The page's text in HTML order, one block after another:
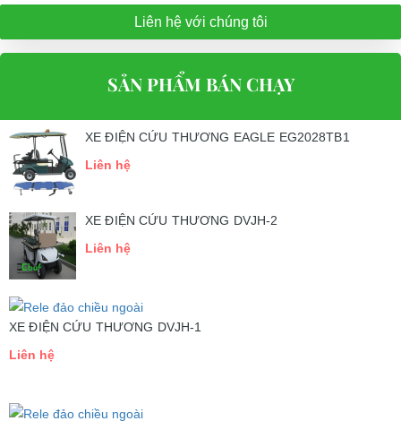
Liên hệ với chúng tôi
SẢN PHẨM BÁN CHẠY
XE ĐIỆN CỨU THƯƠNG EAGLE EG2028TB1
Liên hệ
XE ĐIỆN CỨU THƯƠNG DVJH-2
Liên hệ
XE ĐIỆN CỨU THƯƠNG DVJH-1
Liên hệ